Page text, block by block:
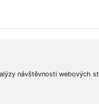
návštěvnosti webových